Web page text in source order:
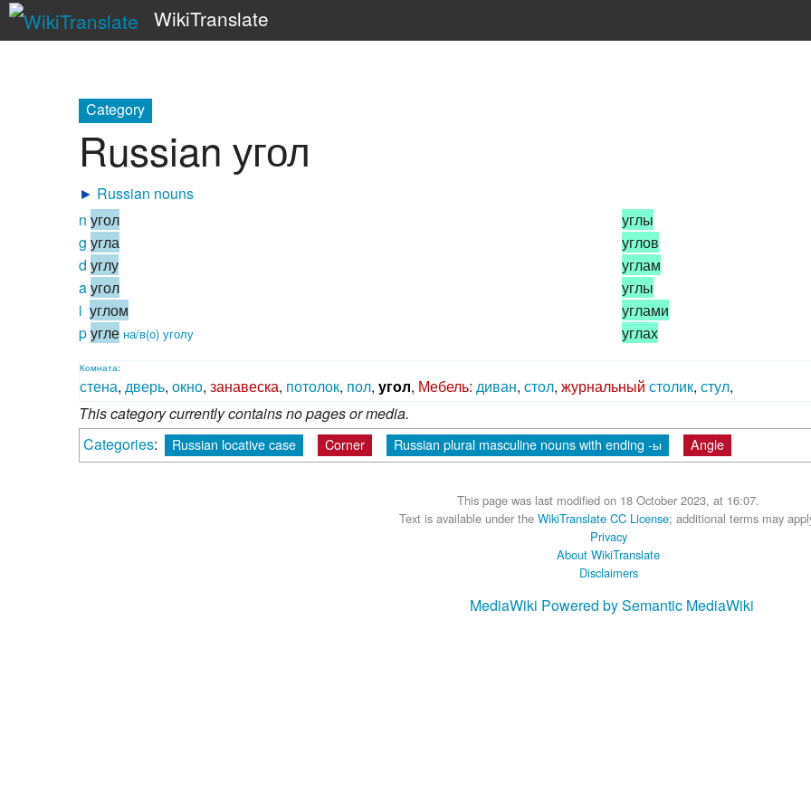
WikiTranslate
Category
Russian угол
► Russian nouns
n угол
g угла
d углу
aугол
i углом
pугле на/в(о) уголу
углы
углов
углам
углы
углами
углах
Комната:
стена, дверь, окно, занавеска, потолок, пол, угол, Мебель: диван, стол, журнальный столик, стул,
This category currently contains no pages or media.
Categories: Russian locative case Corner Russian plural masculine nouns with ending -ы Angle
This page was last modified on 18 October 2023, at 16:07.
Text is available under the WikiTranslate CC License; additional terms may
Privacy
About WikiTranslate
Disclaimers
MediaWiki Powered by Semantic MediaWiki